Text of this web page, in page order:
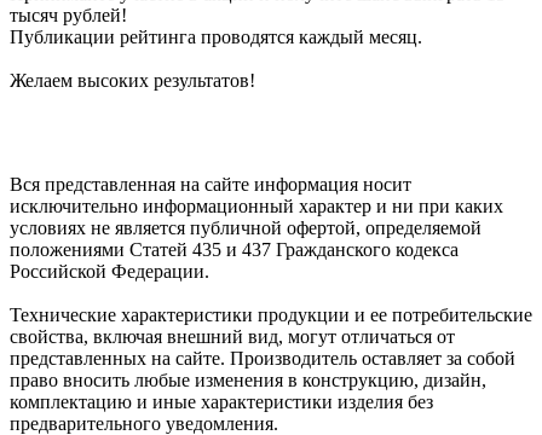
тысяч рублей!
Публикации рейтинга проводятся каждый месяц.
Желаем высоких результатов!
Вся представленная на сайте информация носит
исключительно информационный характер и ни при каких
условиях не является публичной офертой, определяемой
положениями Статей 435 и 437 Гражданского кодекса
Российской Федерации.
Технические характеристики продукции и ее потребительские
свойства, включая внешний вид, могут отличаться от
представленных на сайте. Производитель оставляет за собой
право вносить любые изменения в конструкцию, дизайн,
комплектацию и иные характеристики изделия без
предварительного уведомления.